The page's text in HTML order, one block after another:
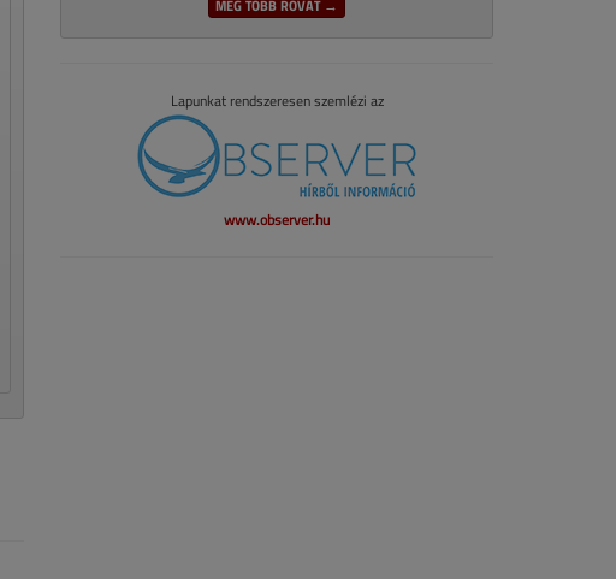
MÉG TÖBB ROVAT →
Lapunkat rendszeresen szemlézi az
www.observer.hu